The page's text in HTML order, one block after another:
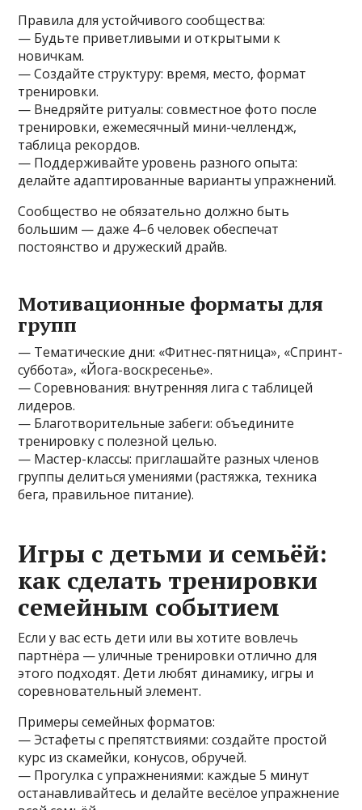
Правила для устойчивого сообщества:
— Будьте приветливыми и открытыми к
новичкам.
— Создайте структуру: время, место, формат
тренировки.
— Внедряйте ритуалы: совместное фото после
тренировки, ежемесячный мини-челлендж,
таблица рекордов.
— Поддерживайте уровень разного опыта:
делайте адаптированные варианты упражнений.
Сообщество не обязательно должно быть
большим — даже 4–6 человек обеспечат
постоянство и дружеский драйв.
Мотивационные форматы для
групп
— Тематические дни: «Фитнес-пятница», «Спринт-
суббота», «Йога-воскресенье».
— Соревнования: внутренняя лига с таблицей
лидеров.
— Благотворительные забеги: объедините
тренировку с полезной целью.
— Мастер-классы: приглашайте разных членов
группы делиться умениями (растяжка, техника
бега, правильное питание).
Игры с детьми и семьёй:
как сделать тренировки
семейным событием
Если у вас есть дети или вы хотите вовлечь
партнёра — уличные тренировки отлично для
этого подходят. Дети любят динамику, игры и
соревновательный элемент.
Примеры семейных форматов:
— Эстафеты с препятствиями: создайте простой
курс из скамейки, конусов, обручей.
— Прогулка с упражнениями: каждые 5 минут
останавливайтесь и делайте весёлое упражнение